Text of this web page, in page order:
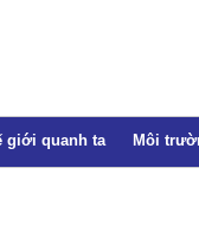
giới quanh ta Môi